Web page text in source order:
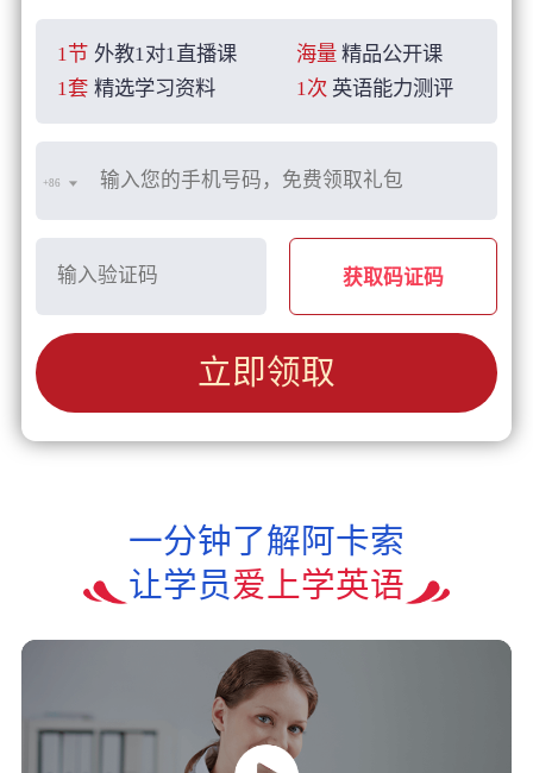
1节 外教1对1直播课 海量 精品公开课
1套 精选学习资料 1次 英语能力测评
+86
获取码证码
立即领取
一分钟了解阿卡索
让学员爱上学英语